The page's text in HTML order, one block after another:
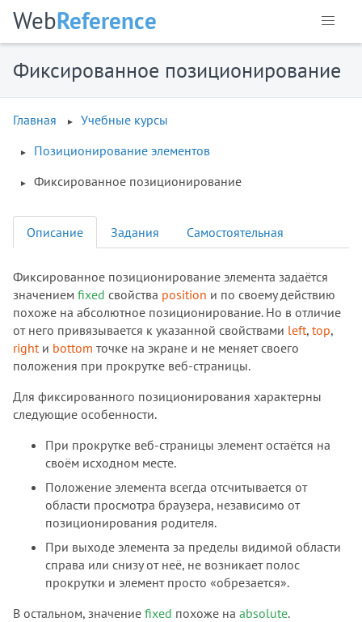
WebReference
Фиксированное позиционирование
Главная
Учебные курсы
Позиционирование элементов
Фиксированное позиционирование
Описание Задания Самостоятельная
Фиксированное позиционирование элемента задаётся
значением fixed свойства position и по своему действию
похоже на абсолютное позиционирование. Но в отличие
от него привязывается к указанной свойствами left, top,
right и bottom точке на экране и не меняет своего
положения при прокрутке веб-страницы.
Для фиксированного позиционирования характерны
следующие особенности.
При прокрутке веб-страницы элемент остаётся на
своём исходном месте.
Положение элемента всегда отсчитывается от
области просмотра браузера, независимо от
позиционирования родителя.
При выходе элемента за пределы видимой области
справа или снизу от неё, не возникает полос
прокрутки и элемент просто «обрезается».
В остальном, значение fixed похоже на absolute.